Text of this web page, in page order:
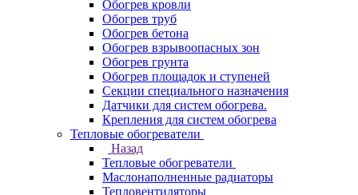
Обогрев кровли
Обогрев труб
Обогрев бетона
Обогрев взрывоопасных зон
Обогрев грунта
Обогрев площадок и ступеней
Секции специального назначения
Датчики для систем обогрева.
Крепления для систем обогрева
Тепловые обогреватели
Назад
Тепловые обогреватели
Маслонаполненные радиаторы
Тепловентиляторы